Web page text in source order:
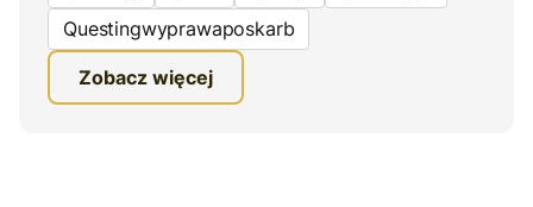
Questingwyprawaposkarb
edukacyjna gra terenowa
fundacja questingu
Zobacz więcej